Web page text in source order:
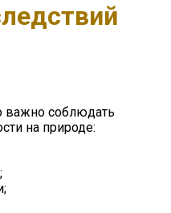
важно соблюдать
на природе: